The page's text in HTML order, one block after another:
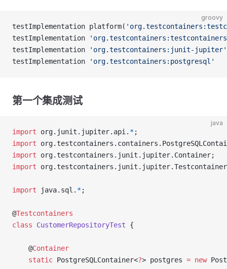
groovy
testImplementation platform(
testImplementation
testImplementation
'org.testcontainers:junit-jupiter'
testImplementation
'org.testcontainers:postgresql'
第一个集成测试
java
import org.junit.jupiter.api. *;
import
import org.testcontainers.junit.jupiter.Container;
import
import java.sql. *;
@Testcontainers
class CustomerRepositoryTest {
    @
Container
    static
PostgreSQLContainer<?> postgres = new